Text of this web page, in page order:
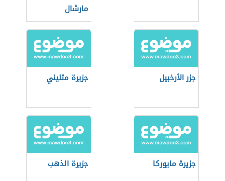
مارشال
جزر الأرخبيل جزيرة متليني
جزيرة مايوركا جزيرة الذهب